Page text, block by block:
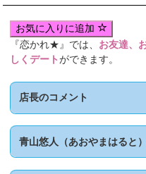
お気に入りに追加
『恋かれ★』では、 お友達、
しくデートができます。
店長のコメント
青山悠人（あおやまはると